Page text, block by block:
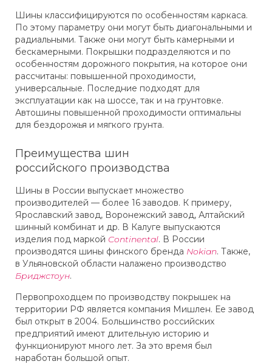
Шины классифицируются по особенностям каркаса.
По этому параметру они могут быть диагональными и
радиальными. Также они могут быть камерными и
бескамерными. Покрышки подразделяются и по
особенностям дорожного покрытия, на которое они
рассчитаны: повышенной проходимости,
универсальные. Последние подходят для
эксплуатации как на шоссе, так и на грунтовке.
Автошины повышенной проходимости оптимальны
для бездорожья и мягкого грунта.
Преимущества шин
российского производства
Шины в России выпускает множество
производителей — более 16 заводов. К примеру,
Ярославский завод, Воронежский завод, Алтайский
шинный комбинат и др. В Калуге выпускаются
изделия под маркой Continental. В России
производятся шины финского бренда Nokian. Также,
в Ульяновской области налажено производство
Бриджстоун.
Первопроходцем по производству покрышек на
территории РФ является компания Мишлен. Ее завод
был открыт в 2004. Большинство российских
предприятий имеют длительную историю и
функционируют много лет. За это время был
наработан большой опыт.